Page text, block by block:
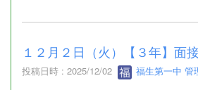
１２月２日（火）【３年】面
投稿日時 : 2025/12/02 福生第一中 管